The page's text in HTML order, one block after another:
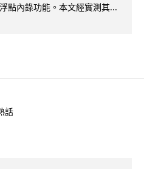
點內錄功能。本文經實測其...
話